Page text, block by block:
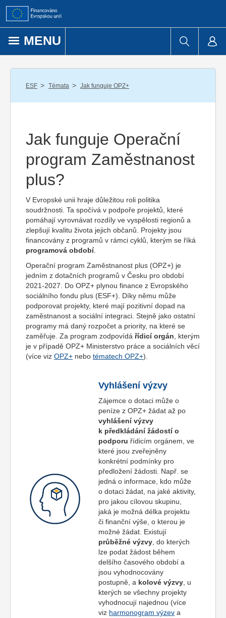
Přejít k obsahu
MENU
ESF / Témata / Jak funguje OPZ+
Jak funguje Operační
program Zaměstnanost
plus?
V Evropské unii hraje důležitou roli politika
soudržnosti. Ta spočívá v podpoře projektů, které
pomáhají vyrovnávat rozdíly ve vyspělosti regionů a
zlepšují kvalitu života jejich občanů. Projekty jsou
financovány z programů v rámci cyklů, kterým se říká
programová období.
Operační program Zaměstnanost plus (OPZ+) je
jedním z dotačních programů v Česku pro období
2021-2027. Do OPZ+ plynou finance z Evropského
sociálního fondu plus (ESF+). Díky němu může
podporovat projekty, které mají pozitivní dopad na
zaměstnanost a sociální integraci. Stejně jako ostatní
programy má daný rozpočet a priority, na které se
zaměřuje. Za program zodpovídá řídicí orgán , kterým
je v případě OPZ+ Ministerstvo práce a sociálních věcí
(více viz OPZ+ nebo tématech OPZ+).
Vyhlášení výzvy
Zájemce o dotaci může o
peníze z OPZ+ žádat až po
vyhlášení výzvy
k předkládání žádostí o
podporu řídicím orgánem, ve
které jsou zveřejněny
konkrétní podmínky pro
předložení žádosti. Např. se
jedná o informace, kdo může
o dotaci žádat, na jaké aktivity,
pro jakou cílovou skupinu,
jaká je možná délka projektu
či finanční výše, o kterou je
možné žádat. Existují
průběžné výzvy , do kterých
lze podat žádost během
delšího časového období a
jsou vyhodnocovány
postupně, a kolové výzvy , u
kterých se všechny projekty
vyhodnocují najednou (více
viz harmonogram výzev a